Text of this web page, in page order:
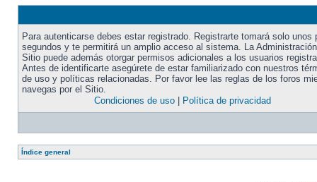
Para autenticarse debes estar registrado. Registrarte tomará solo unos
segundos y te permitirá un amplio acceso al sistema. La
Sitio puede además otorgar permisos adicionales a los usuarios
Antes de identificarte asegúrete de estar familiarizado con nuestros
de uso y políticas relacionadas. Por favor lee las reglas de los foros
navegas por el Sitio.
Condiciones de uso| Política de privacidad
Índice general